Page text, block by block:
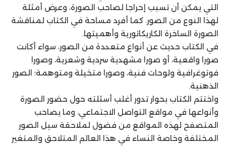
التي يمكن أن تسبب إحراجا لصاحب الصورة، وعرض أمثلة
لهذا النوع من الصور. كما أفرد مساحة في الكتاب لمناقشة
الصورة الساخرة الكاريكاتورية وأهميتها.
في الكتاب حديث عن أنواع متعددة من الصور، سواء أكانت
صورا واقعية، أو صورا مشهدية سردية وشعرية، وصورا
فوتوغرافية ولوحات فنية، وصورا متخيلة ومتوهمة؛ الصور
الذهنية.
واختتم الكتاب بحوار تدور أغلب أسئلته حول حضور الصورة
وأنواعها في مواقع التواصل الاجتماعي، وما يصاحب
المتصفح لهذه المواقع من فضول لملاحقة سيل الصور
المختلفة وخاصة النساء في هذا العالم المتلاحق والمتغير